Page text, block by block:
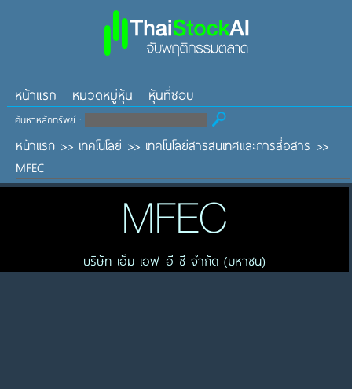
หน้าแรก หมวดหมู่หุ้น หุ้นที่ชอบ
ค้นหาหลักทรัพย์ :
หน้าแรก >> เทคโนโลยี >> เทคโนโลยีสารสนเทศและการสื่อสาร >>
MFEC
MFEC
บริษัท เอ็ม เอฟ อี ซี จำกัด (มหาชน)